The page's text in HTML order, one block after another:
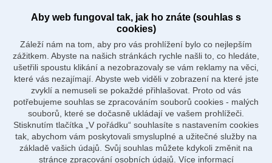
Aby web fungoval tak, jak ho znáte (souhlas s
cookies)
Záleží nám na tom, aby pro vás prohlížení bylo co nejlepším
zážitkem. Abyste na našich stránkách rychle našli to, co hledáte,
ušetřili spoustu klikání a nezobrazovaly se vám reklamy na věci,
které vás nezajímají. Abyste web viděli v zobrazení na které jste
zvyklí a nemuseli se pokaždé přihlašovat. Proto od vás
potřebujeme souhlas se zpracováním souborů cookies - malých
souborů, které se dočasně ukládají ve vašem prohlížeči.
Stisknutím tlačítka „V pořádku“ souhlasíte s nastavením cookies
tak, abychom vám poskytovali smysluplné a užitečné služby na
základě vašich údajů. Svůj souhlas můžete kdykoli změnit na
stránce zpracování osobních údajů. Více informací